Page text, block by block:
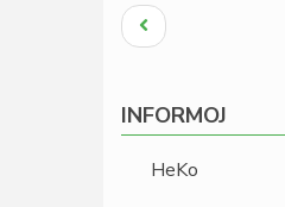
Pagination
Antaŭa
paĝo
INFORMOJ
HeKo